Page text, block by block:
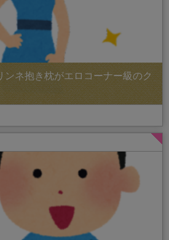
ンネ抱き枕がエロコーナー級のク